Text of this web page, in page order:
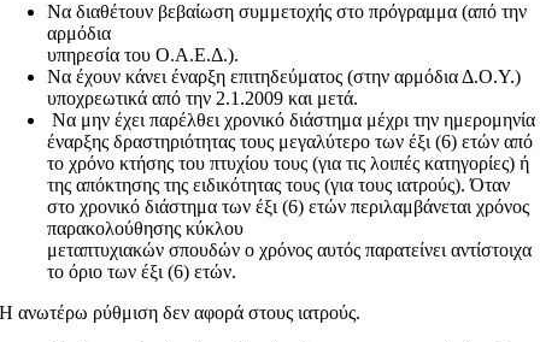
Να διαθέτουν βεβαίωση συμμετοχής στο πρόγραμμα (από την
αρμόδια
υπηρεσία του Ο.Α.Ε.Δ.).
Να έχουν κάνει έναρξη επιτηδεύματος (στην αρμόδια Δ.Ο.Υ.)
υποχρεωτικά από την 2.1.2009 και μετά.
Να μην έχει παρέλθει χρονικό διάστημα μέχρι την ημερομηνία
έναρξης δραστηριότητας τους μεγαλύτερο των έξι (6) ετών από
το χρόνο κτήσης του πτυχίου τους (για τις λοιπές κατηγορίες) ή
της απόκτησης της ειδικότητας τους (για τους ιατρούς). Όταν
στο χρονικό διάστημα των έξι (6) ετών περιλαμβάνεται χρόνος
παρακολούθησης κύκλου
μεταπτυχιακών σπουδών ο χρόνος αυτός παρατείνει αντίστοιχα
το όριο των έξι (6) ετών.
Η ανωτέρω ρύθμιση δεν αφορά στους ιατρούς.